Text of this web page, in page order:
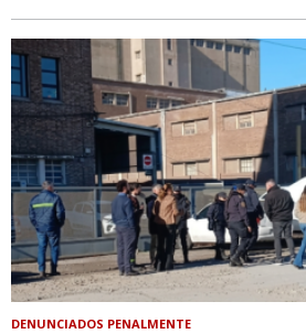
DENUNCIADOS PENALMENTE